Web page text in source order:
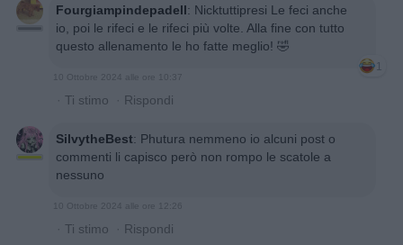
Fourgiampindepadell: Nicktuttipresi Le feci anche
io, poi le rifeci e le rifeci più volte. Alla fine con tutto
questo allenamento le ho fatte meglio! 🤣
1
10 Ottobre 2024 alle ore 10:37
· Ti stimo · Rispondi
SilvytheBest: Phutura nemmeno io alcuni post o
commenti li capisco però non rompo le scatole a
nessuno
· Ti stimo · Rispondi